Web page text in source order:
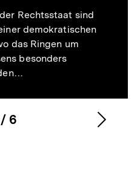
Rechtsstaat sind
demokratischen
das Ringen um
besonders
/ 6